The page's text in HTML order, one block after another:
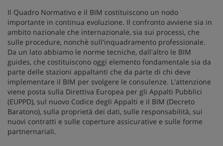
Il Quadro Normativo e il BIM costituiscono un nodo
importante in continua evoluzione. Il confronto avviene sia in
ambito nazionale che internazionale, sia sui processi, che
sulle procedure, nonchè sull'inquadramento professionale.
Da un lato abbiamo le norme tecniche, dall'altro le BIM
guides, che costituiscono oggi elemento fondamentale sia da
parte delle stazioni appaltanti che da parte di chi deve
implementare il BIM per svolgere le consulenze. L'attenzione
viene posta sulla Direttiva Europea per gli Appalti Pubblici
(EUPPD), sul nuovo Codice degli Appalti e il BIM (Decreto
Baratono), sulla proprietà dei dati, sulle responsabilità, sui
nuovi contratti e sulle coperture assicurative e sulle forme
partnernariali.